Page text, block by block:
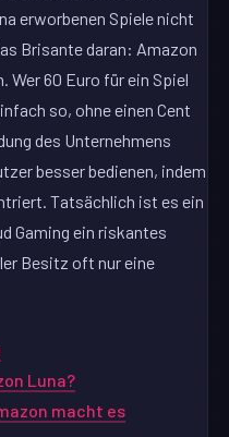
erworbenen Spiele nicht
Brisante daran: Amazon
60 Euro für ein Spiel
so, ohne einen Cent
des Unternehmens
besser bedienen, indem
Tatsächlich ist es ein
Gaming ein riskantes
Besitz oft nur eine
Luna?
macht es